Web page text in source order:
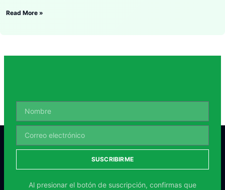
Read More »
SUSCRIBIRME
Al presionar el botón de suscripción, confirmas que